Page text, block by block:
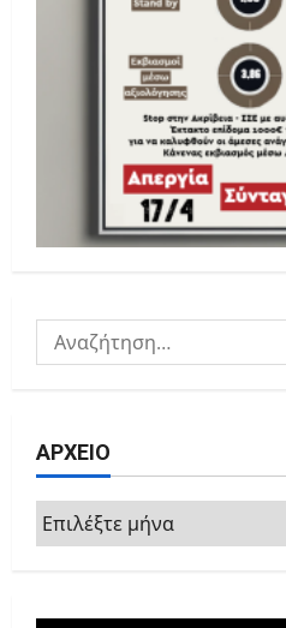
Αναζήτηση
για:
ΑΡΧΕΙΟ
ΑΡΧΕΙΟ